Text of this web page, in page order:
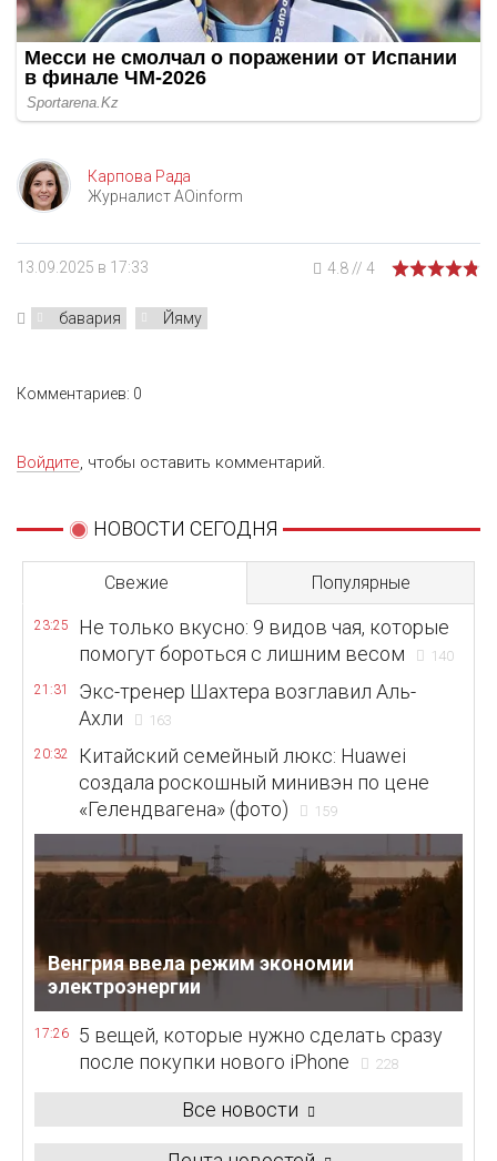
Карпова Рада
Журналист AOinform
13.09.2025 в 17:33 4.8 // 4
бавария Йяму
Комментариев: 0
Войдите, чтобы оставить комментарий.
НОВОСТИ СЕГОДНЯ
Свежие Популярные
23:25
Не только вкусно: 9 видов чая, которые
помогут бороться с лишним весом
140
21:31
Экс-тренер Шахтера возглавил Аль-
Ахли
163
20:32
Китайский семейный люкс: Huawei
создала роскошный минивэн по цене
«Гелендвагена» (фото)
159
Венгрия ввела режим экономии
электроэнергии
17:26
5 вещей, которые нужно сделать сразу
после покупки нового iPhone
228
Все новости